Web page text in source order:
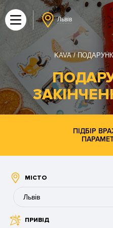
Львів
KAVA
ПІДБІР
МІСТО
Львів
Буковель
ПРИВІД